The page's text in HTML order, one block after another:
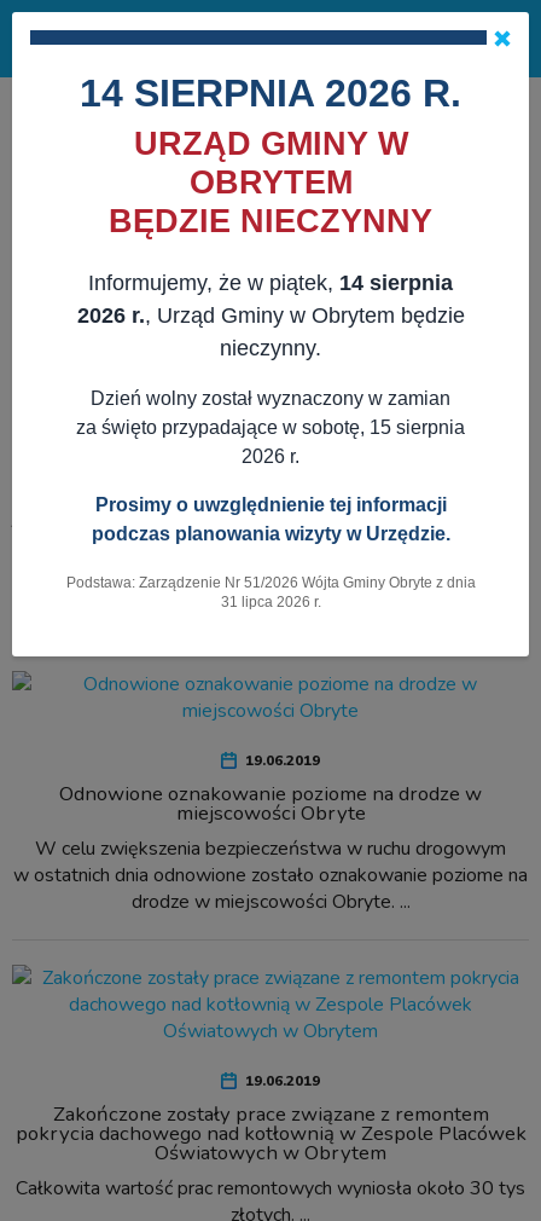
Masz pytania? 29 741 10 04
NAPISZ DO NAS
WWW.OBRYTE.PL AKTUALNOŚCI POZOSTAŁE
Pokaż menu
19.06.2019
Odnowione oznakowanie poziome na drodze w
miejscowości Obryte
W celu zwiększenia bezpieczeństwa w ruchu drogowym
w ostatnich dnia odnowione zostało oznakowanie poziome na
drodze w miejscowości Obryte. ...
19.06.2019
Zakończone zostały prace związane z remontem
pokrycia dachowego nad kotłownią w Zespole Placówek
Oświatowych w Obrytem
Całkowita wartość prac remontowych wyniosła około 30 tys
złotych. ...
×
14 SIERPNIA 2026 R.
URZĄD GMINY W
OBRYTEM
BĘDZIE NIECZYNNY
Informujemy, że w piątek, 14 sierpnia
2026 r., Urząd Gminy w Obrytem będzie
nieczynny.
Dzień wolny został wyznaczony w zamian
za święto przypadające w sobotę, 15 sierpnia
2026 r.
Prosimy o uwzględnienie tej informacji
podczas planowania wizyty w Urzędzie.
Podstawa: Zarządzenie Nr 51/2026 Wójta Gminy Obryte z dnia
31 lipca 2026 r.